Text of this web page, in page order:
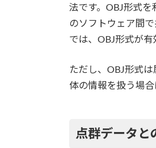
法です。OBJ形式
のソフトウェア間
では、OBJ形式が有
ただし、OBJ形式
体の情報を扱う場
点群データと